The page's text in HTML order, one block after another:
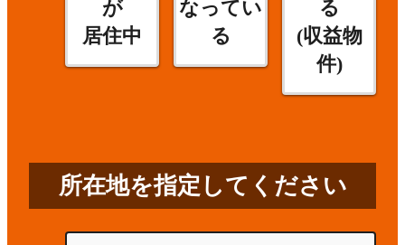
が
居住中
なってい
る
る
(収益物
件)
所在地を指定してください